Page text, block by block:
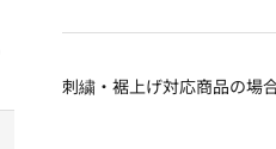
活躍するウェア11選！2023
刺繍・裾上げ対応商品の場